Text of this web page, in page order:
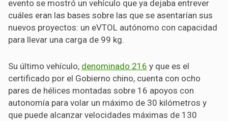
evento se mostró un vehículo que ya dejaba entrever
cuáles eran las bases sobre las que se asentarían sus
nuevos proyectos: un eVTOL autónomo con capacidad
para llevar una carga de 99 kg.
Su último vehículo, denominado 216 y que es el
certificado por el Gobierno chino, cuenta con ocho
pares de hélices montadas sobre 16 apoyos con
autonomía para volar un máximo de 30 kilómetros y
que puede alcanzar velocidades máximas de 130